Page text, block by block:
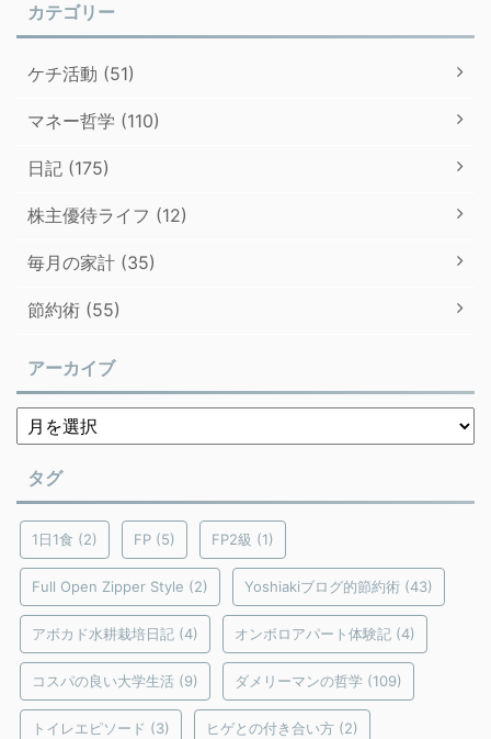
カテゴリー
ケチ活動 (51)
マネー哲学 (110)
日記 (175)
株主優待ライフ (12)
毎月の家計 (35)
節約術 (55)
アーカイブ
タグ
1日1食 (2) FP (5) FP2級 (1)
Full Open Zipper Style (2) Yoshiakiブログ的節約術 (43)
アボカド水耕栽培日記 (4) オンボロアパート体験記 (4)
コスパの良い大学生活 (9) ダメリーマンの哲学 (109)
トイレエピソード (3) ヒゲとの付き合い方 (2)